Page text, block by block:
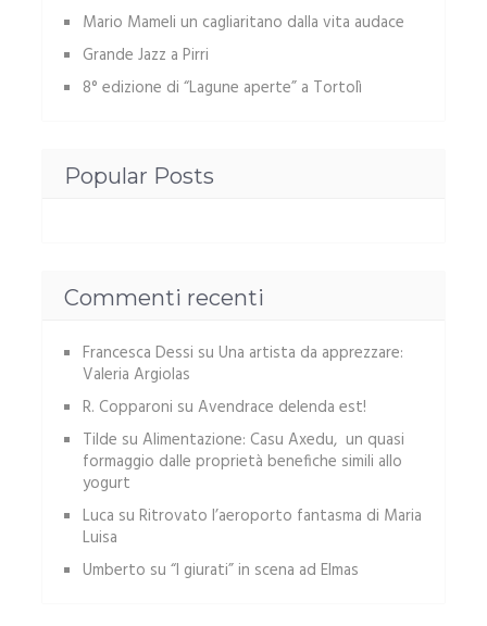
Mario Mameli un cagliaritano dalla vita audace
Grande Jazz a Pirri
8° edizione di “Lagune aperte” a Tortolì
Popular Posts
Commenti recenti
Francesca Dessi su Una artista da apprezzare:
Valeria Argiolas
R. Copparoni su Avendrace delenda est!
Tilde su Alimentazione: Casu Axedu, un quasi
formaggio dalle proprietà benefiche simili allo
yogurt
Luca su Ritrovato l’aeroporto fantasma di Maria
Luisa
Umberto su “I giurati” in scena ad Elmas